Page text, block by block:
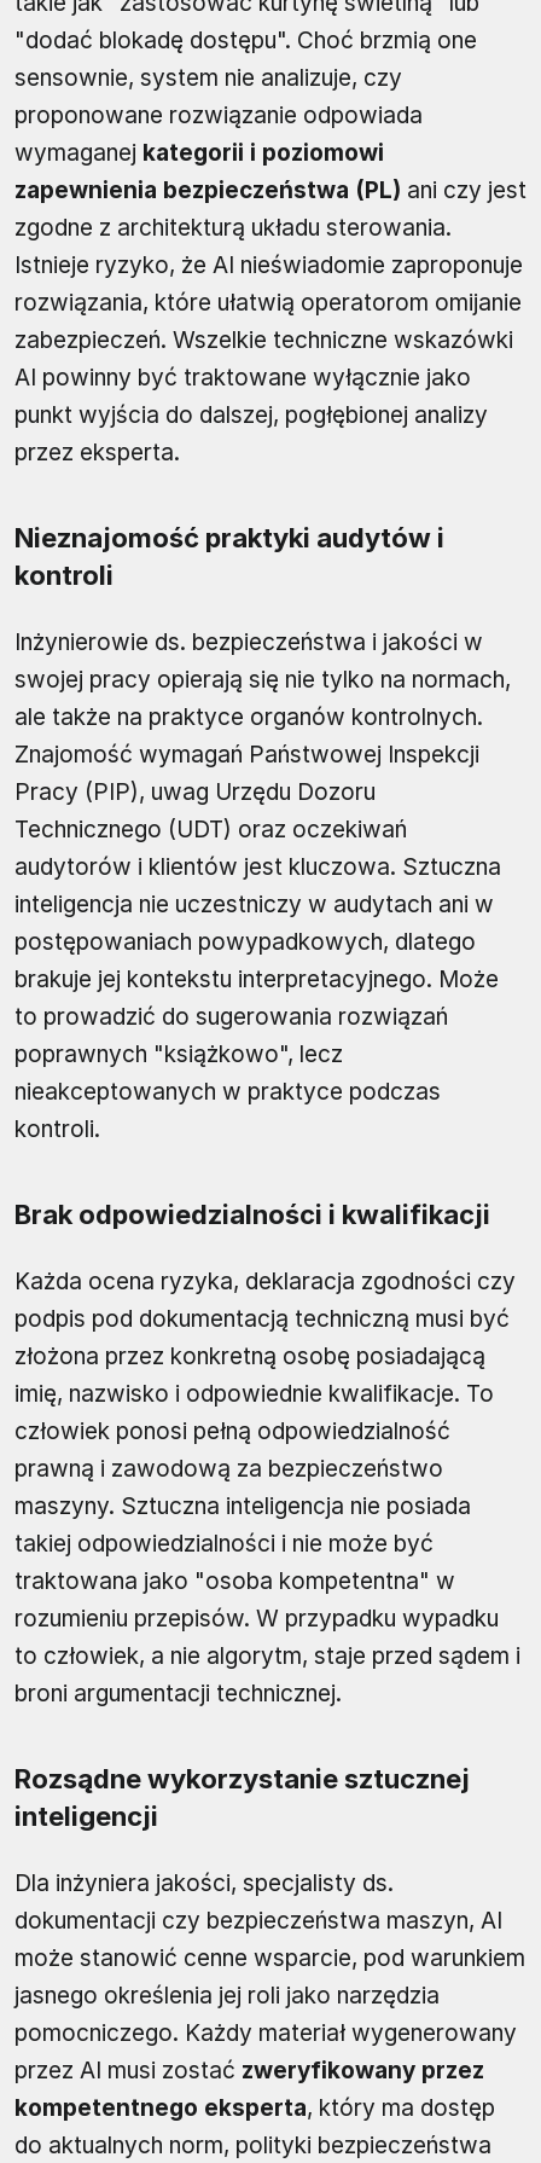
"dodać blokadę dostępu". Choć brzmią one
sensownie, system nie analizuje, czy
proponowane rozwiązanie odpowiada
wymaganej kategorii i poziomowi
zapewnienia bezpieczeństwa (PL) ani czy jest
zgodne z architekturą układu sterowania.
Istnieje ryzyko, że AI nieświadomie zaproponuje
rozwiązania, które ułatwią operatorom omijanie
zabezpieczeń. Wszelkie techniczne wskazówki
AI powinny być traktowane wyłącznie jako
punkt wyjścia do dalszej, pogłębionej analizy
przez eksperta.
Nieznajomość praktyki audytów i
kontroli
Inżynierowie ds. bezpieczeństwa i jakości w
swojej pracy opierają się nie tylko na normach,
ale także na praktyce organów kontrolnych.
Znajomość wymagań Państwowej Inspekcji
Pracy (PIP), uwag Urzędu Dozoru
Technicznego (UDT) oraz oczekiwań
audytorów i klientów jest kluczowa. Sztuczna
inteligencja nie uczestniczy w audytach ani w
postępowaniach powypadkowych, dlatego
brakuje jej kontekstu interpretacyjnego. Może
to prowadzić do sugerowania rozwiązań
poprawnych "książkowo", lecz
nieakceptowanych w praktyce podczas
kontroli.
Brak odpowiedzialności i kwalifikacji
Każda ocena ryzyka, deklaracja zgodności czy
podpis pod dokumentacją techniczną musi być
złożona przez konkretną osobę posiadającą
imię, nazwisko i odpowiednie kwalifikacje. To
człowiek ponosi pełną odpowiedzialność
prawną i zawodową za bezpieczeństwo
maszyny. Sztuczna inteligencja nie posiada
takiej odpowiedzialności i nie może być
traktowana jako "osoba kompetentna" w
rozumieniu przepisów. W przypadku wypadku
to człowiek, a nie algorytm, staje przed sądem i
broni argumentacji technicznej.
Rozsądne wykorzystanie sztucznej
inteligencji
Dla inżyniera jakości, specjalisty ds.
dokumentacji czy bezpieczeństwa maszyn, AI
może stanowić cenne wsparcie, pod warunkiem
jasnego określenia jej roli jako narzędzia
pomocniczego. Każdy materiał wygenerowany
przez AI musi zostać zweryfikowany przez
kompetentnego eksperta, który ma dostęp
do aktualnych norm, polityki bezpieczeństwa